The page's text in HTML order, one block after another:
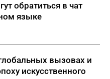
обратиться в чат
языке
вызовах и
искусственного